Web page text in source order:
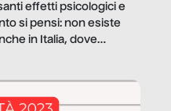
effetti psicologici e
si pensi: non esiste
in Italia, dove